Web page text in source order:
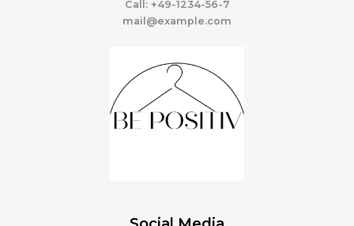
Call: +49-1234-56-7
mail@example.com